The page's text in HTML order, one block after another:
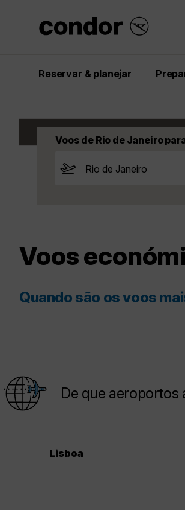
Reservar & planejar
Voos de Rio de Janeiro
Voos
Quando são os voos
De que aeroportos
Lisboa